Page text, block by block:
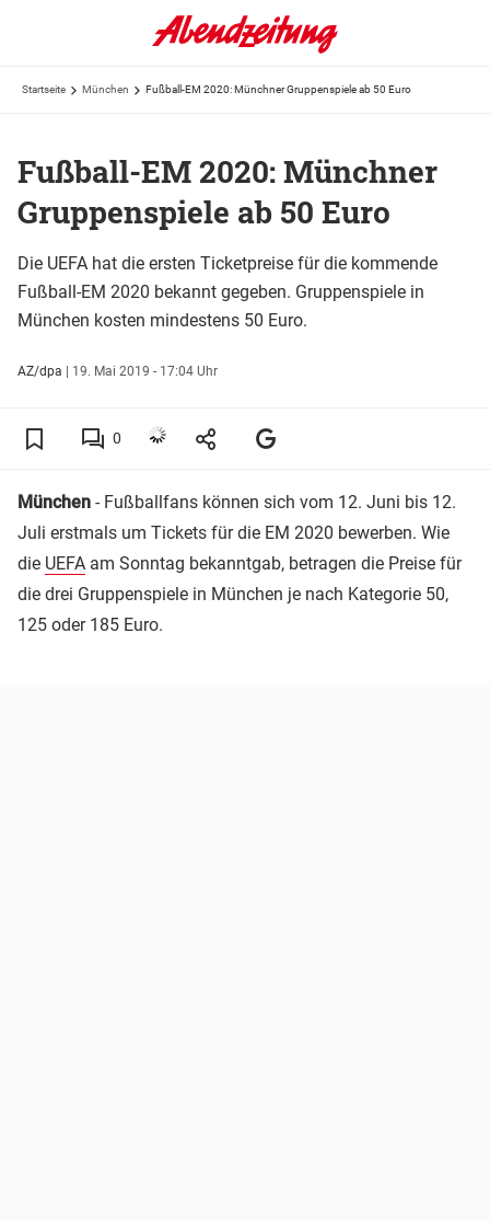
Startseite München Fußball-EM 2020: Münchner Gruppenspiele ab 50 Euro
Fußball-EM 2020: Münchner
Gruppenspiele ab 50 Euro
Die UEFA hat die ersten Ticketpreise für die kommende
Fußball-EM 2020 bekannt gegeben. Gruppenspiele in
München kosten mindestens 50 Euro.
AZ/dpa | 19. Mai 2019 - 17:04 Uhr
0
München - Fußballfans können sich vom 12. Juni bis 12.
Juli erstmals um Tickets für die EM 2020 bewerben. Wie
die UEFA am Sonntag bekanntgab, betragen die Preise für
die drei Gruppenspiele in München je nach Kategorie 50,
125 oder 185 Euro.